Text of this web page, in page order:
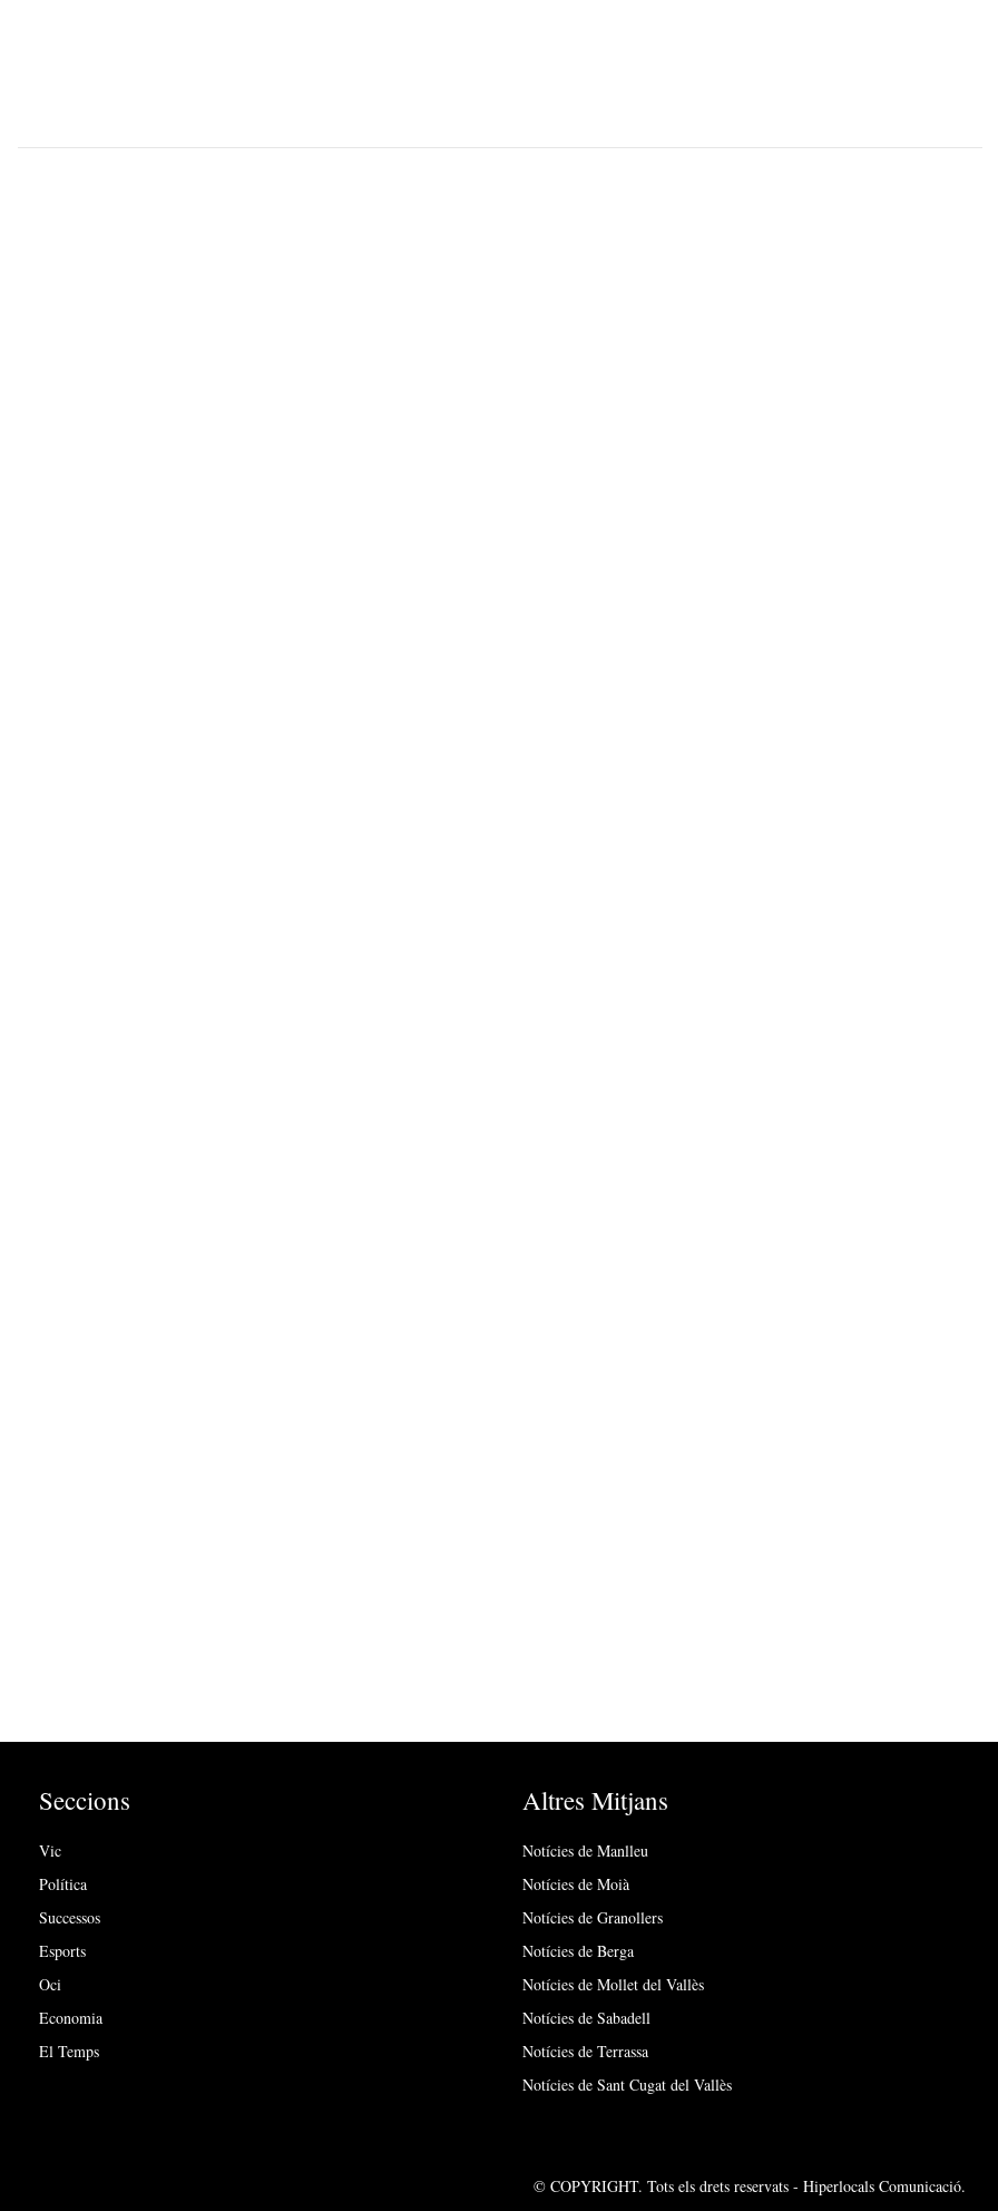
Seccions
Vic
Política
Successos
Esports
Oci
Economia
El Temps
Altres Mitjans
Notícies de Manlleu
Notícies de Moià
Notícies de Granollers
Notícies de Berga
Notícies de Mollet del Vallès
Notícies de Sabadell
Notícies de Terrassa
Notícies de Sant Cugat del Vallès
© COPYRIGHT. Tots els drets reservats - Hiperlocals Comunicació.